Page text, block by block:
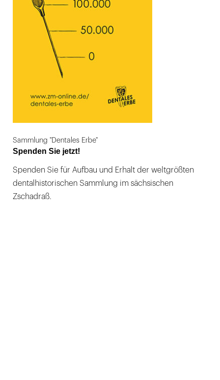
Sammlung "Dentales Erbe"
Spenden Sie jetzt!
Spenden Sie für Aufbau und Erhalt der weltgrößten
dentalhistorischen Sammlung im sächsischen
Zschadraß.